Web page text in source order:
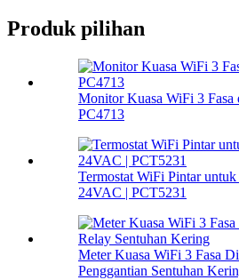
Produk pilihan
Monitor Kuasa WiFi 3 Fasa
PC4713
Termostat WiFi Pintar
24VAC | PCT5231
Meter Kuasa WiFi 3 Fasa
Penggantian Sentuhan